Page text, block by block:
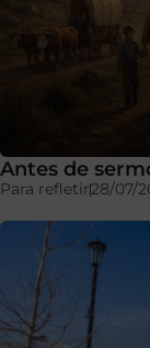
Antes de
Para refletir28/07/